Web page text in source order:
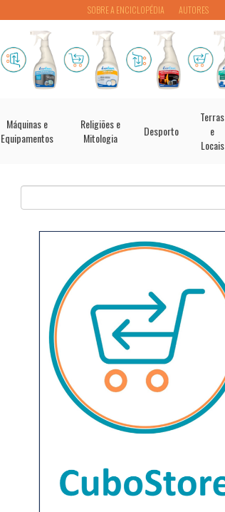
SOBRE A ENCICLOPÉDIA AUTORES
Máquinas e
Equipamentos
Religiões e
Mitologia
Desporto
Terras
e
Locais